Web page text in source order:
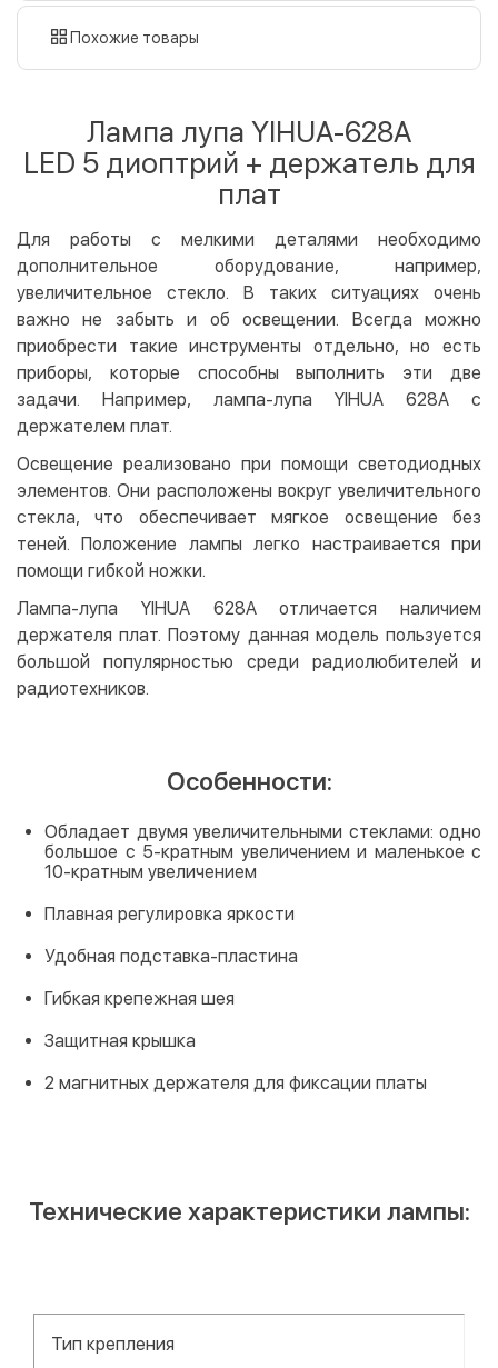
наличными
картой
LiqPay
Apple Pay
Безналичный расчет
Оплата на счет юр.лица
Бесплатно
Кредит
Мгновенная рассрочка (Приватбанк)
Оплата частями (Приватбанк)
Похожие товары
Лампа лупа YIHUA-628A
LED 5 диоптрий + держатель для
плат
Для работы с мелкими деталями необходимо
дополнительное оборудование, например,
увеличительное стекло. В таких ситуациях очень
важно не забыть и об освещении. Всегда можно
приобрести такие инструменты отдельно, но есть
приборы, которые способны выполнить эти две
задачи. Например, лампа-лупа YIHUA 628A с
держателем плат.
Освещение реализовано при помощи светодиодных
элементов. Они расположены вокруг увеличительного
стекла, что обеспечивает мягкое освещение без
теней. Положение лампы легко настраивается при
помощи гибкой ножки.
Лампа-лупа YIHUA 628A отличается наличием
держателя плат. Поэтому данная модель пользуется
большой популярностью среди радиолюбителей и
радиотехников.
Особенности:
Обладает двумя увеличительными стеклами: одно
большое с 5-кратным увеличением и маленькое с
10-кратным увеличением
Плавная регулировка яркости
Удобная подставка-пластина
Гибкая крепежная шея
Защитная крышка
2 магнитных держателя для фиксации платы
Технические характеристики лампы:
Тип крепления